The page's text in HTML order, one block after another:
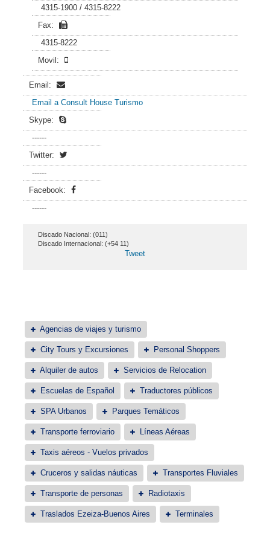
4315-1900 / 4315-8222
Fax:
4315-8222
Movil:
Email:
Email a Consult House Turismo
Skype:
------
Twitter:
------
Facebook:
------
Discado Nacional: (011)
Discado Internacional: (+54 11)
Tweet
Agencias de viajes y turismo
City Tours y Excursiones Personal Shoppers
Alquiler de autos Servicios de Relocation
Escuelas de Español Traductores públicos
SPA Urbanos Parques Temáticos
Transporte ferroviario Líneas Aéreas
Taxis aéreos - Vuelos privados
Cruceros y salidas náuticas Transportes Fluviales
Transporte de personas Radiotaxis
Traslados Ezeiza-Buenos Aires Terminales